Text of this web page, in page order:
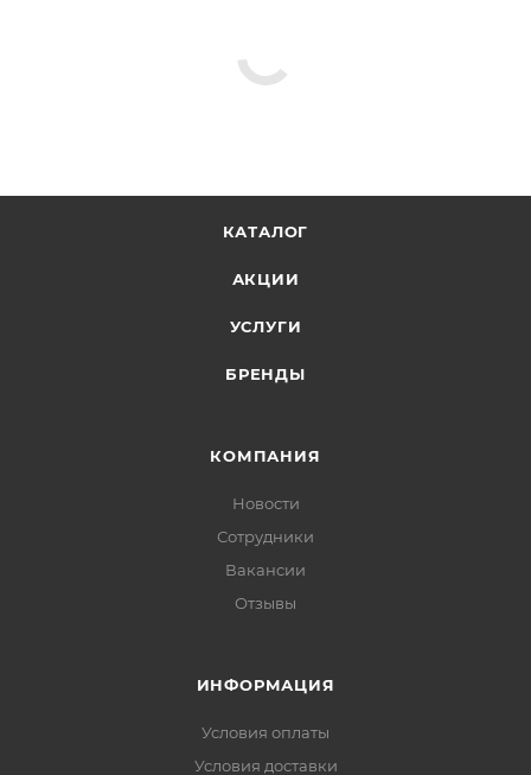
КАТАЛОГ
АКЦИИ
УСЛУГИ
БРЕНДЫ
КОМПАНИЯ
Новости
Сотрудники
Вакансии
Отзывы
ИНФОРМАЦИЯ
Условия оплаты
Условия доставки